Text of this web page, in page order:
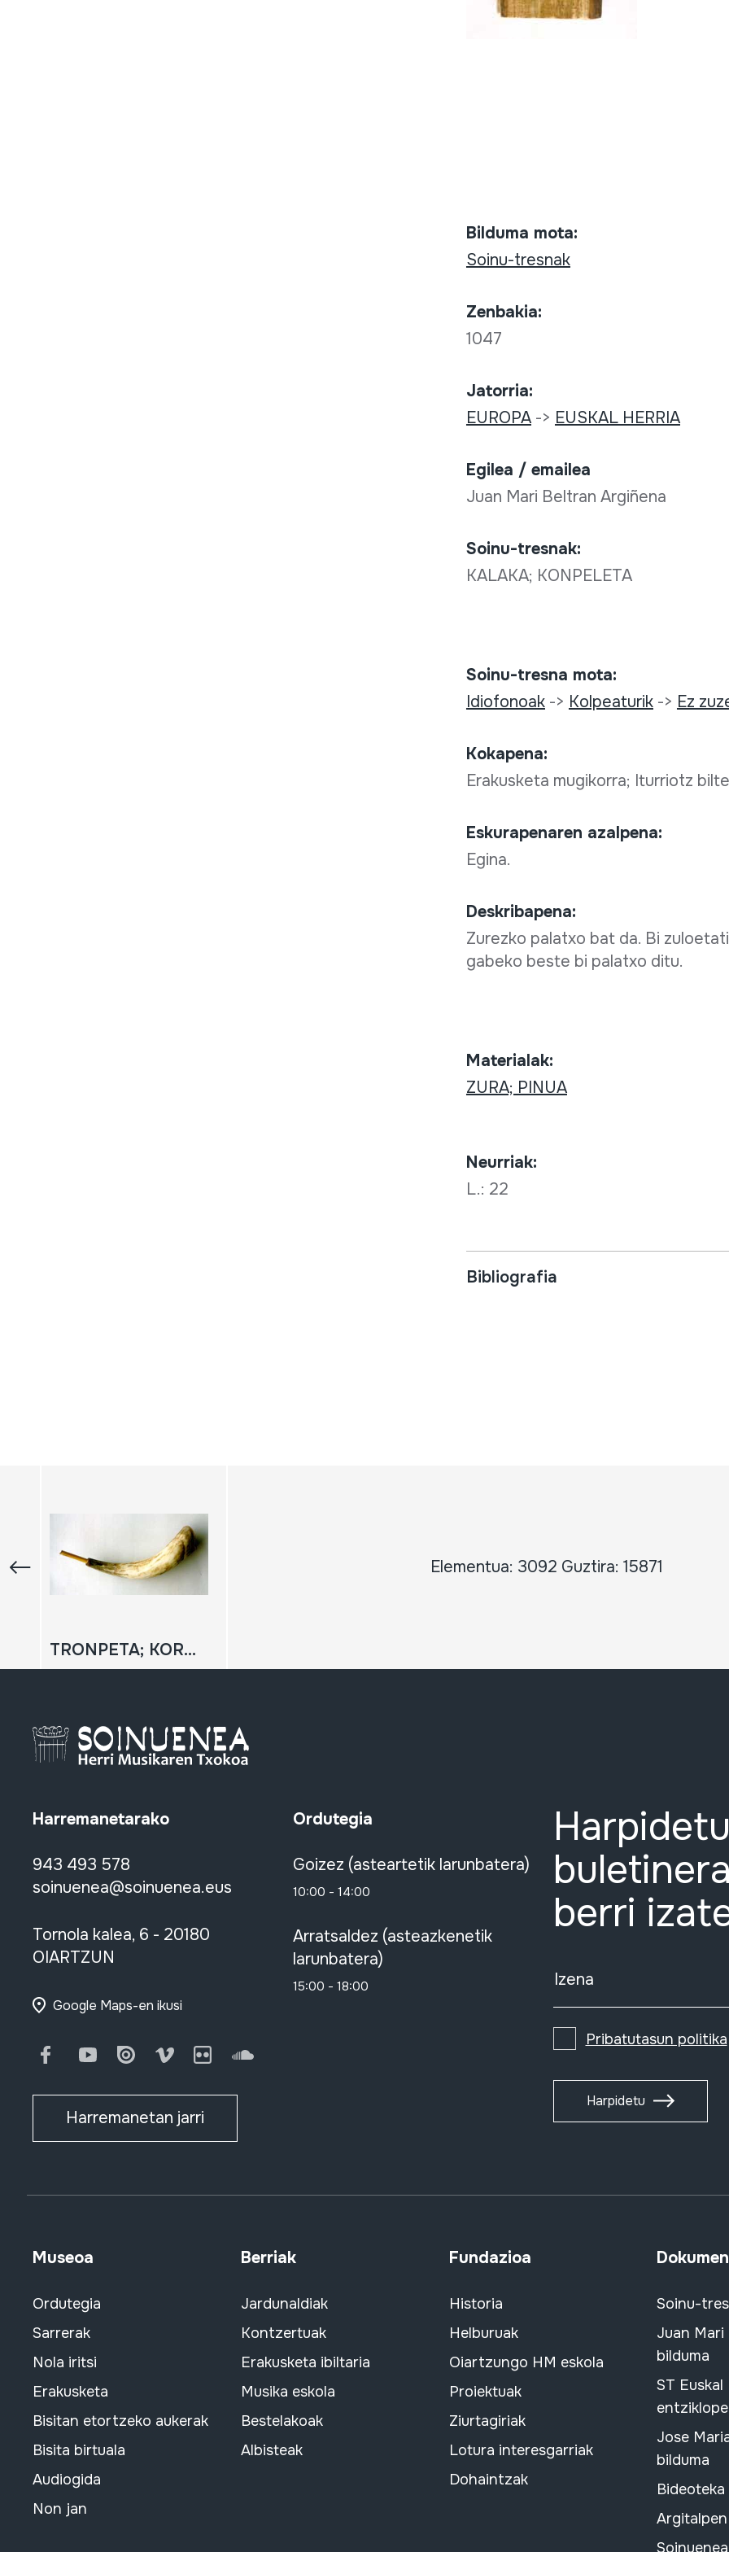
Bilduma mota:
Soinu-tresnak
Zenbakia:
1047
Jatorria:
EUROPA-> EUSKAL HERRIA
Egilea / emailea
Juan Mari Beltran Argiñena
Soinu-tresnak:
KALAKA; KONPELETA
Soinu-tresna mota:
Idiofonoak-> Kolpeaturik-> Ez
Kokapena:
Erakusketa mugikorra; Iturriotz
Eskurapenaren azalpena:
Egina.
Deskribapena:
Zurezko palatxo bat da. Bi
gabeko beste bi palatxo ditu.
Materialak:
ZURA; PINUA
Neurriak:
L.: 22
Bibliografia
Elementua: 3092 Guztira: 15871
TRONPETA; KORNETA
Harremanetarako
943 493 578
soinuenea@soinuenea.eus
Tornola kalea, 6 - 20180
OIARTZUN
Google Maps-en ikusi
FacebookYoutubeIssuu Vimeo FlickrSoundCloud
Harremanetan jarri
Ordutegia
Goizez (asteartetik larunbatera)
10:00 - 14:00
Arratsaldez (asteazkenetik
larunbatera)
15:00 - 18:00
berri
Izena
Pribatutasun politika
Harpidetu
Museoa
Ordutegia
Sarrerak
Nola iritsi
Erakusketa
Bisitan etortzeko aukerak
Bisita birtuala
Audiogida
Non jan
Berriak
Jardunaldiak
Kontzertuak
Erakusketa ibiltaria
Musika eskola
Bestelakoak
Albisteak
Fundazioa
Historia
Helburuak
Oiartzungo HM eskola
Proiektuak
Ziurtagiriak
Lotura interesgarriak
Dohaintzak
Soinu-
Juan
bilduma
ST
Jose
bilduma
Bideoteka